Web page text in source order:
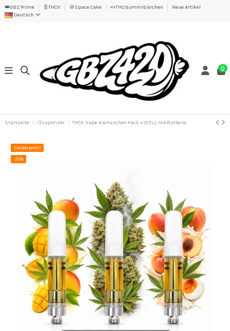
👑GBZ Prime 🧬THCX 🍪Space Cake 🍬THC Gummibärchen
Neue Artikel
Deutsch
0
Startseite 💨Vaporizer THCX Vape-Kartuschen Pack + CCELL M4 Batterie
Sonderpreis!
-20%